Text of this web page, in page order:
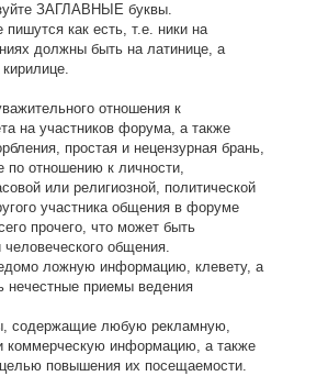
ЗАГЛАВНЫЕ буквы.
как есть, т.е. ники на
должны быть на латинице, а
отношения к
на участников форума, а также
простая и нецензурная брань,
по отношению к личности,
или религиозной, политической
участника общения в форуме
прочего, что может быть
общения.
ложную информацию, клевету, а
нечестные приемы ведения
содержащие любую рекламную,
коммерческую информацию, а также
повышения их посещаемости.